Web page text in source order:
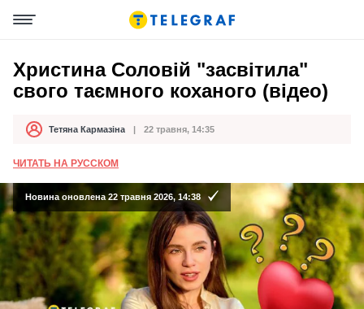
Христина Соловій "засвітила"
свого таємного коханого (відео)
АвторТетяна Кармазіна
Дата публікації 22 травня, 14:35
ЧИТАТЬ НА РУССКОМ
Новина оновлена 22 травня 2026, 14:38